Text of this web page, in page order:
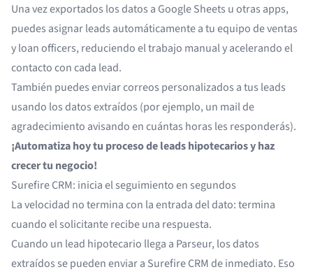
Una vez exportados los datos a Google Sheets u otras apps,
puedes asignar leads automáticamente a tu equipo de ventas
y loan officers, reduciendo el trabajo manual y acelerando el
contacto con cada lead.
También puedesenviar correos personalizados a tus leads
usando los datos extraídos (por ejemplo, un mail de
agradecimiento avisando en cuántas horas les responderás).
¡Automatiza hoy tu proceso de leads hipotecarios y haz
crecer tu negocio!
Surefire CRM: inicia el seguimiento en segundos
La velocidad no termina con la entrada del dato: termina
cuando el solicitante recibe una respuesta.
Cuando un lead hipotecario llega a Parseur, los datos
extraídos se pueden enviar a Surefire CRM de inmediato. Eso